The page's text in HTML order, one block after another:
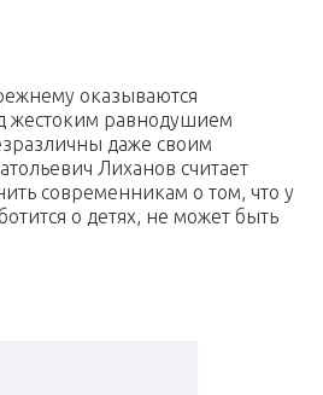
оказываются
жестоким равнодушием
даже своим
Лиханов считает
современникам о том, что у
о детях, не может быть